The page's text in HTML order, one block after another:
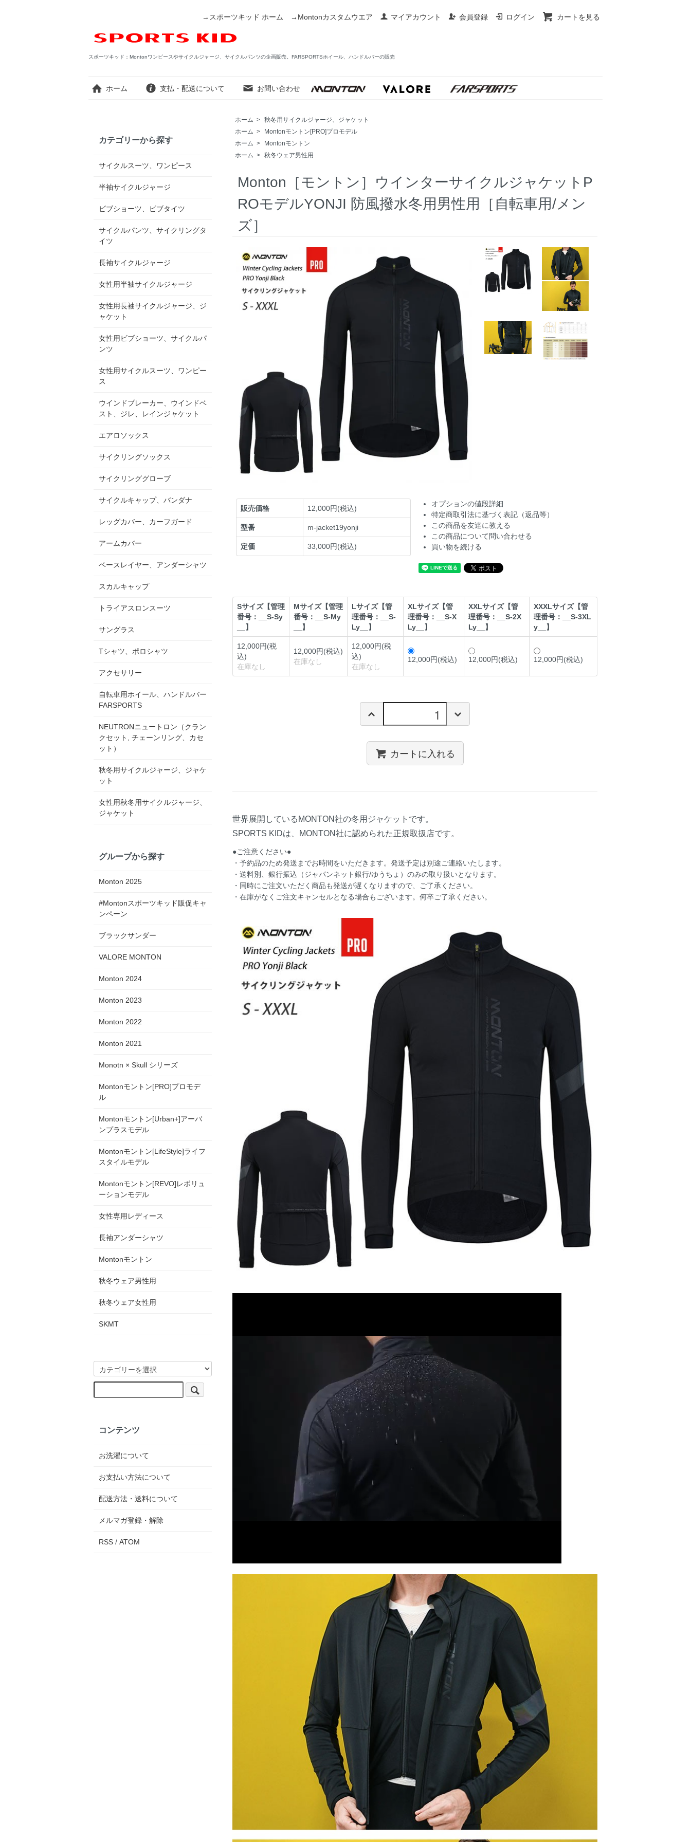
→スポーツキッド ホーム →Montonカスタムウエア マイアカウント 会員登録 ログイン カートを見る
スポーツキッド：Montonワンピースやサイクルジャージ、サイクルパンツの企画販売。FARSPORTSホイール、ハンドルバーの販売
ホーム 支払・配送について お問い合わせ
ホーム > 秋冬用サイクルジャージ、ジャケット
ホーム >
Montonモントン[PRO]プロモデル
ホーム >
Montonモントン
ホーム > 秋冬ウェア男性用
Monton［モントン］ウインターサイクルジャケットP
ROモデルYONJI 防風撥水冬用男性用［自転車用/メン
ズ］
販売価格 12,000円(税込)
型番 m-jacket19yonji
定価 33,000円(税込)
オプションの値段詳細
特定商取引法に基づく表記（返品等）
この商品を友達に教える
この商品について問い合わせる
買い物を続ける
Sサイズ【管理
番号：__S-Sy
__】
Mサイズ【管理
番号：__S-My
__】
Lサイズ【管
理番号：__S-
Ly__】
XLサイズ【管
理番号：__S-X
Ly__】
XXLサイズ【管
理番号：__S-2X
Ly__】
XXXLサイズ【管
理番号：__S-3XL
y__】
12,000円(税
込)
在庫なし
12,000円(税込)
在庫なし
12,000円(税
込)
在庫なし
12,000円(税込) 12,000円(税込) 12,000円(税込)
カートに入れる
世界展開しているMONTON社の冬用ジャケットです。
SPORTS KIDは、MONTON社に認められた正規取扱店です。
●ご注意ください●
・予約品のため発送までお時間をいただきます。発送予定は別途ご連絡いたします。
・送料別、銀行振込（ジャパンネット銀行/ゆうちょ）のみの取り扱いとなります。
・同時にご注文いただく商品も発送が遅くなりますので、ご了承ください。
・在庫がなくご注文キャンセルとなる場合もございます。何卒ご了承ください。
カテゴリーから探す
サイクルスーツ、ワンピース
半袖サイクルジャージ
ビブショーツ、ビブタイツ
サイクルパンツ、サイクリングタ
イツ
長袖サイクルジャージ
女性用半袖サイクルジャージ
女性用長袖サイクルジャージ、ジ
ャケット
女性用ビブショーツ、サイクルパ
ンツ
女性用サイクルスーツ、ワンピー
ス
ウインドブレーカー、ウインドベ
スト、ジレ、レインジャケット
エアロソックス
サイクリングソックス
サイクリンググローブ
サイクルキャップ、バンダナ
レッグカバー、カーフガード
アームカバー
ベースレイヤー、アンダーシャツ
スカルキャップ
トライアスロンスーツ
サングラス
Tシャツ、ポロシャツ
アクセサリー
自転車用ホイール、ハンドルバー
FARSPORTS
NEUTRONニュートロン（クラン
クセット, チェーンリング、カセ
ット）
秋冬用サイクルジャージ、ジャケ
ット
女性用秋冬用サイクルジャージ、
ジャケット
グループから探す
Monton 2025
#Montonスポーツキッド販促キャ
ンペーン
ブラックサンダー
VALORE MONTON
Monton 2024
Monton 2023
Monton 2022
Monton 2021
Monotn × Skull シリーズ
Montonモントン[PRO]プロモデ
ル
Montonモントン[Urban+]アーバ
ンプラスモデル
Montonモントン[LifeStyle]ライフ
スタイルモデル
Montonモントン[REVO]レボリュ
ーションモデル
女性専用レディース
長袖アンダーシャツ
Montonモントン
秋冬ウェア男性用
秋冬ウェア女性用
SKMT
コンテンツ
お洗濯について
お支払い方法について
配送方法・送料について
メルマガ登録・解除
RSS / ATOM